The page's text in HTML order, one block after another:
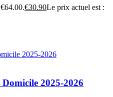
€30.90Le prix actuel est :
2025-2026